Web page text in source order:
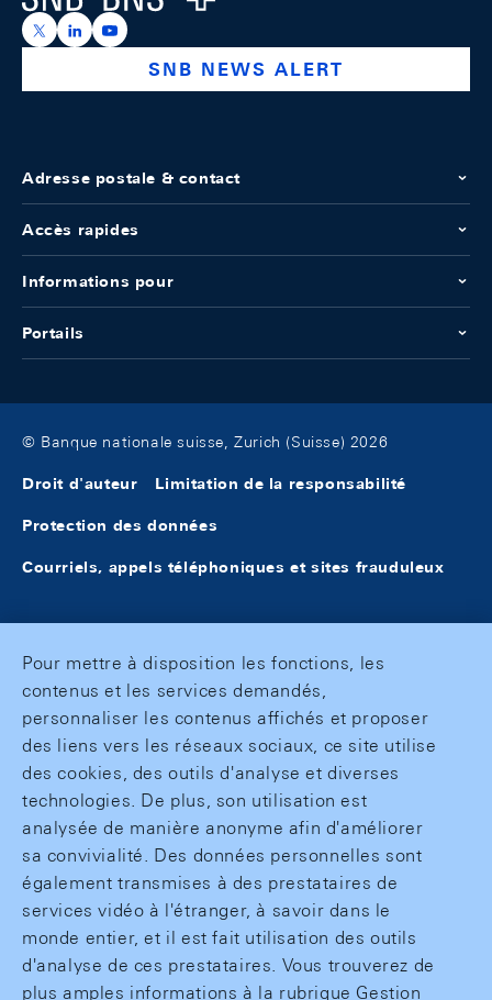
https://x.com/snb_bns
https://ch.linkedin.com/company/swiss-national-
https://www.youtube.com/@swissnationalbank
SNB NEWS ALERT
Adresse postale & contact
Accès rapides
Informations pour
Portails
© Banque nationale suisse, Zurich (Suisse) 2026
Droit d'auteur Limitation de la responsabilité
Protection des données
Courriels, appels téléphoniques et sites frauduleux
Pour mettre à disposition les fonctions, les
contenus et les services demandés,
personnaliser les contenus affichés et proposer
des liens vers les réseaux sociaux, ce site utilise
des cookies, des outils d'analyse et diverses
technologies. De plus, son utilisation est
analysée de manière anonyme afin d'améliorer
sa convivialité. Des données personnelles sont
également transmises à des prestataires de
services vidéo à l'étranger, à savoir dans le
monde entier, et il est fait utilisation des outils
d'analyse de ces prestataires. Vous trouverez de
plus amples informations à la rubrique Gestion